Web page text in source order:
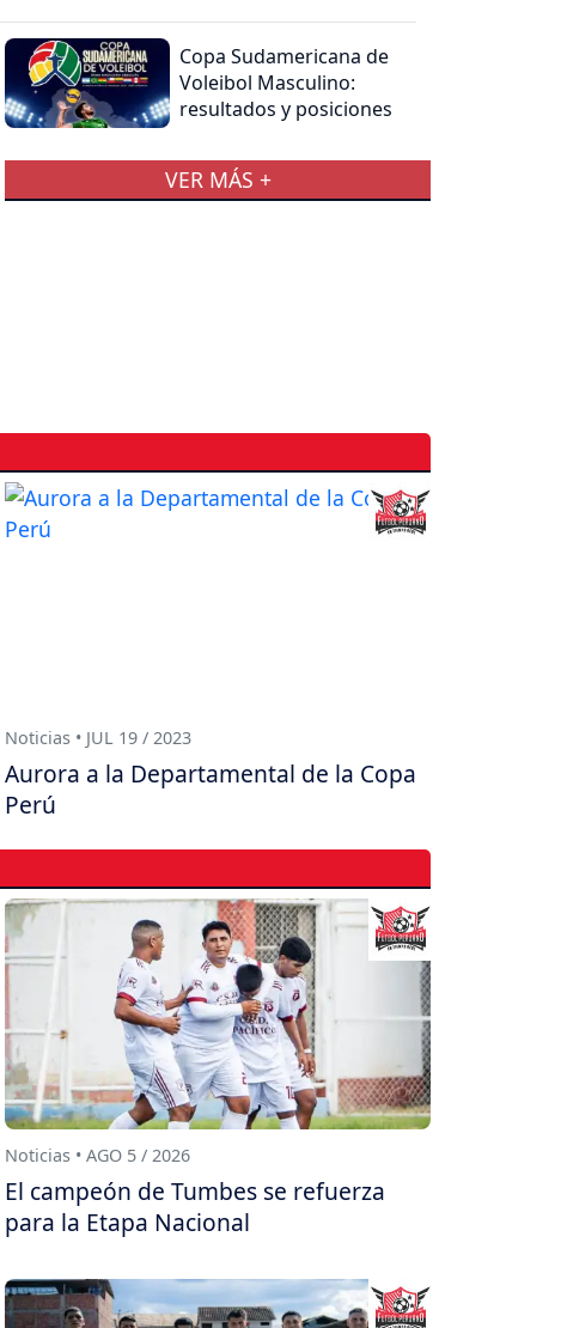
Copa Sudamericana de
Voleibol Masculino:
resultados y posiciones
VER MÁS +
Noticias • JUL 19 / 2023
Aurora a la Departamental de la Copa
Perú
Noticias • AGO 5 / 2026
El campeón de Tumbes se refuerza
para la Etapa Nacional